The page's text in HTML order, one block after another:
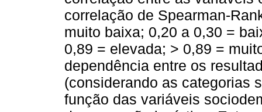
correlação de Spearman-
muito baixa; 0,20 a 0,30 =
0,89 = elevada; > 0,89 =
dependência entre os
(considerando as categorias
função das variáveis